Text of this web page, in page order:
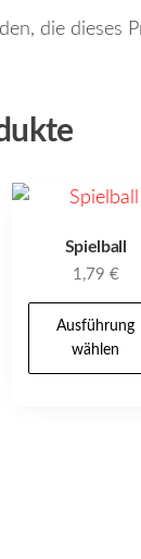
die dieses
Spielball
1,79 €
Ausführung
wählen